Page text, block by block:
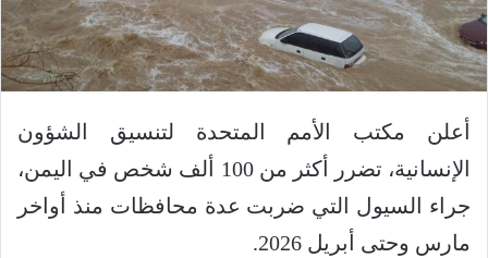
أعلن مكتب الأمم المتحدة لتنسيق الشؤون
الإنسانية، تضرر أكثر من 100 ألف شخص في اليمن،
جراء السيول التي ضربت عدة محافظات منذ أواخر
مارس وحتى أبريل 2026.